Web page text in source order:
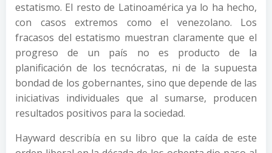
estatismo. El resto de Latinoamérica ya lo ha hecho,
con casos extremos como el venezolano. Los
fracasos del estatismo muestran claramente que el
progreso de un país no es producto de la
planificación de los tecnócratas, ni de la supuesta
bondad de los gobernantes, sino que depende de las
iniciativas individuales que al sumarse, producen
resultados positivos para la sociedad.
Hayward describía en su libro que la caída de este